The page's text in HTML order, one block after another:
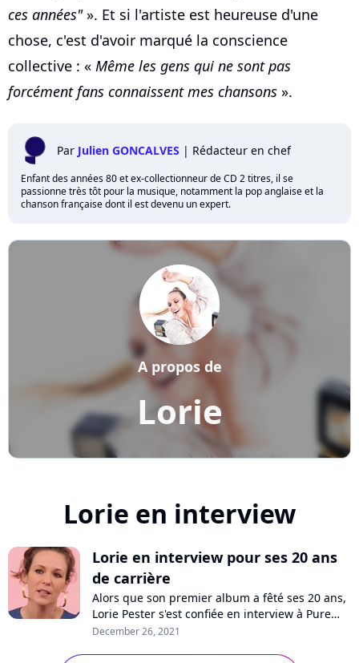
ces années"». Et si l'artiste est heureuse d'une
chose, c'est d'avoir marqué la conscience
collective : « Même les gens qui ne sont pas
forcément fans connaissent mes chansons ».
Par Julien GONCALVES | Rédacteur en chef
Enfant des années 80 et ex-collectionneur de CD 2 titres, il se
passionne très tôt pour la musique, notamment la pop anglaise et la
chanson française dont il est devenu un expert.
Lorie
A propos de
Lorie en interview
Lorie en interview pour ses 20 ans
de carrière
Alors que son premier album a fêté ses 20 ans,
Lorie Pester s'est confiée en interview à Pure
Charts pour raconter son parcours, de
December 26, 2021